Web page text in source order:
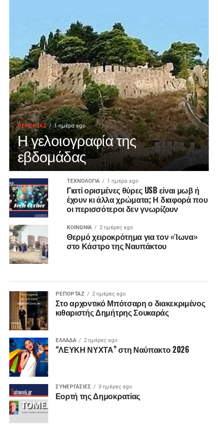
ΡΕΠΟΡΤΑΖ 1 ημέρα ago
Η γελοιογραφία της
εβδομάδας
ΤΕΧΝΟΛΟΓΙΑ 1 ημέρα ago
Γιατί ορισμένες θύρες USB είναι μωβ ή
έχουν κι άλλα χρώματα; Η διαφορά που
οι περισσότεροι δεν γνωρίζουν
ΚΟΙΝΩΝΙΑ 2 ημέρες ago
Θερμό χειροκρότημα για τον «Ίωνα»
στο Κάστρο της Ναυπάκτου
ΡΕΠΟΡΤΑΖ 2 ημέρες ago
Στο αρχοντικό Μπότσαρη ο διακεκριμένος
κιθαριστής Δημήτρης Σουκαράς
ΕΛΛΑΔΑ 2 ημέρες ago
“ΛΕΥΚΗ ΝΥΧΤΑ” στη Ναύπακτο 2026
ΣΥΝΕΡΓΑΣΙΕΣ 3 ημέρες ago
Εορτή της Δημοκρατίας